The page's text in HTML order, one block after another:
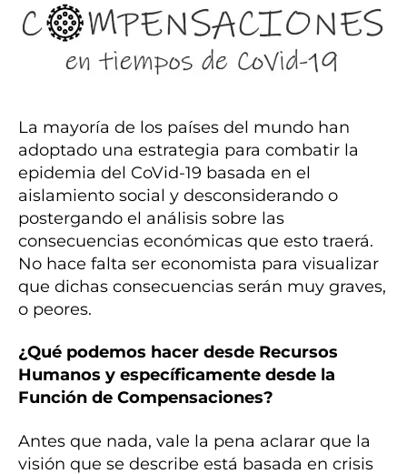
La mayoría de los países del mundo han
adoptado una estrategia para combatir la
epidemia del CoVid-19 basada en el
aislamiento social y desconsiderando o
postergando el análisis sobre las
consecuencias económicas que esto traerá.
No hace falta ser economista para visualizar
que dichas consecuencias serán muy graves,
o peores.
¿Qué podemos hacer desde Recursos
Humanos y específicamente desde la
Función de Compensaciones?
Antes que nada, vale la pena aclarar que la
visión que se describe está basada en crisis